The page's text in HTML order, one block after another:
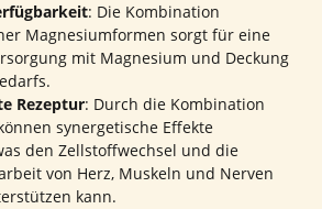
: Die Kombination
Magnesiumformen sorgt für eine
mit Magnesium und Deckung
Rezeptur: Durch die Kombination
synergetische Effekte
den Zellstoffwechsel und die
von Herz, Muskeln und Nerven
kann.